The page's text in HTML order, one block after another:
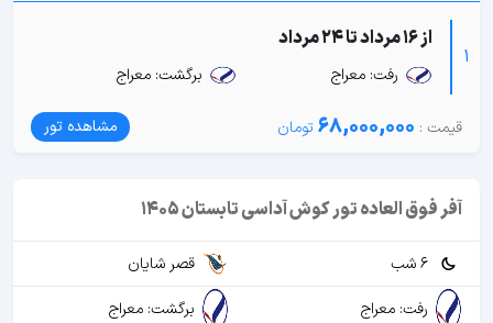
1
از 16 مرداد تا 24 مرداد
رفت: معراج برگشت: معراج
68,000,000 مشاهده تور
آفر فوق العاده تور کوش آداسی تابستان 1405
6 شب
قصر شایان
رفت: معراج
برگشت: معراج